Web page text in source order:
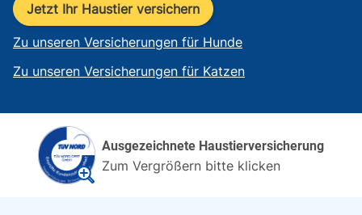
Jetzt Ihr Haustier versichern
Zu unseren Versicherungen für Hunde
Zu unseren Versicherungen für Katzen
Ausgezeichnete Haustierversicherung
Zum Vergrößern bitte klicken